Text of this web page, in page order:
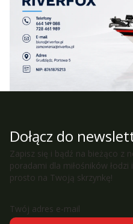
Dołącz do
Zapisz się i bądź na bieżąco z
poradami dla miłośników
prosto na Twoją skrzynkę!
Twój adres e-mail